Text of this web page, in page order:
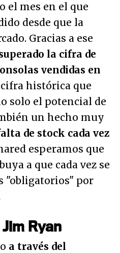
el mes en el que
desde que la
Gracias a ese
la cifra de
vendidas en
cifra histórica que
solo el potencial de
un hecho muy
de stock cada vez
esperamos que
a que cada vez se
"obligatorios" por
Ryan
a través del